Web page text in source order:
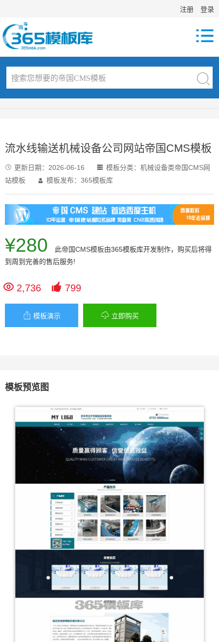
注册 登录

流水线输送机械设备公司网站帝国CMS模板
 更新日期： 2026-06-16  模板分类： 机械设备类帝国CMS网
站模板
 模板发布：365模板库
¥280 此帝国CMS模板由365模板库开发制作，购买后将得
到周到完善的售后服务!
 2,736  799
 模板演示  立即购买
模板预览图